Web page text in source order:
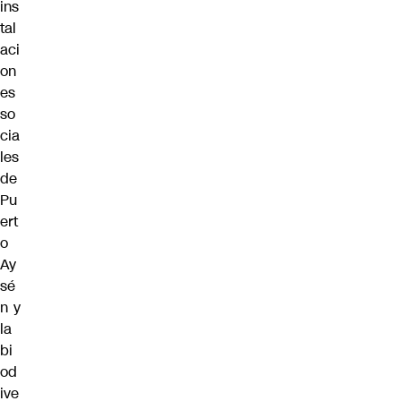
ins
tal
aci
on
es
so
cia
les
de
Pu
ert
o
Ay
sé
n y
la
bi
od
ive